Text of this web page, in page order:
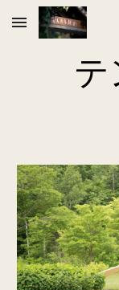
Skip to main content
テ